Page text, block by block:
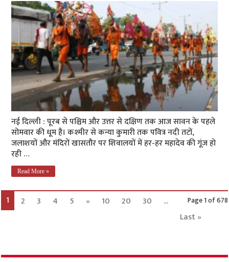
नई दिल्ली : पूरब से पश्चिम और उत्तर से दक्षिण तक आज सावन के पहले
सोमवार की धूम है। कश्मीर से कन्या कुमारी तक पवित्र नदी तटों,
जलाशयों और मंदिरों खासतौर पर शिवालयों में हर-हर महादेव की गूंज हो
रही …
Read More »
Page 1 of 678
1 2 3 4 5 » 10 20 30
...
Last »